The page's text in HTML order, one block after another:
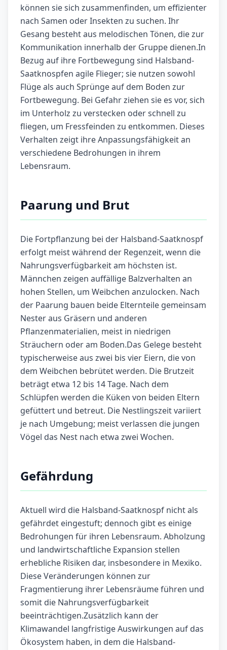
können sie sich zusammenfinden, um effizienter
nach Samen oder Insekten zu suchen. Ihr
Gesang besteht aus melodischen Tönen, die zur
Kommunikation innerhalb der Gruppe dienen.In
Bezug auf ihre Fortbewegung sind Halsband-
Saatknospfen agile Flieger; sie nutzen sowohl
Flüge als auch Sprünge auf dem Boden zur
Fortbewegung. Bei Gefahr ziehen sie es vor, sich
im Unterholz zu verstecken oder schnell zu
fliegen, um Fressfeinden zu entkommen. Dieses
Verhalten zeigt ihre Anpassungsfähigkeit an
verschiedene Bedrohungen in ihrem
Lebensraum.
Paarung und Brut
Die Fortpflanzung bei der Halsband-Saatknospf
erfolgt meist während der Regenzeit, wenn die
Nahrungsverfügbarkeit am höchsten ist.
Männchen zeigen auffällige Balzverhalten an
hohen Stellen, um Weibchen anzulocken. Nach
der Paarung bauen beide Elternteile gemeinsam
Nester aus Gräsern und anderen
Pflanzenmaterialien, meist in niedrigen
Sträuchern oder am Boden.Das Gelege besteht
typischerweise aus zwei bis vier Eiern, die von
dem Weibchen bebrütet werden. Die Brutzeit
beträgt etwa 12 bis 14 Tage. Nach dem
Schlüpfen werden die Küken von beiden Eltern
gefüttert und betreut. Die Nestlingszeit variiert
je nach Umgebung; meist verlassen die jungen
Vögel das Nest nach etwa zwei Wochen.
Gefährdung
Aktuell wird die Halsband-Saatknospf nicht als
gefährdet eingestuft; dennoch gibt es einige
Bedrohungen für ihren Lebensraum. Abholzung
und landwirtschaftliche Expansion stellen
erhebliche Risiken dar, insbesondere in Mexiko.
Diese Veränderungen können zur
Fragmentierung ihrer Lebensräume führen und
somit die Nahrungsverfügbarkeit
beeinträchtigen.Zusätzlich kann der
Klimawandel langfristige Auswirkungen auf das
Ökosystem haben, in dem die Halsband-